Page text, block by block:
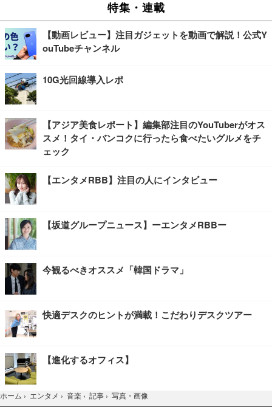
特集・連載
【動画レビュー】注目ガジェットを動画で解説！公式Y
ouTubeチャンネル
10G光回線導入レポ
【アジア美食レポート】編集部注目のYouTuberがオス
スメ！タイ・バンコクに行ったら食べたいグルメをチ
ェック
【エンタメRBB】注目の人にインタビュー
【坂道グループニュース】ーエンタメRBBー
今観るべきオススメ「韓国ドラマ」
快適デスクのヒントが満載！こだわりデスクツアー
【進化するオフィス】
ホーム › エンタメ › 音楽 › 記事 › 写真・画像